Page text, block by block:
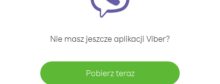
Nie masz jeszcze aplikacji Viber?
Pobierz teraz